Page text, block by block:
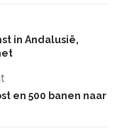
in Andalusië,
en 500 banen naar